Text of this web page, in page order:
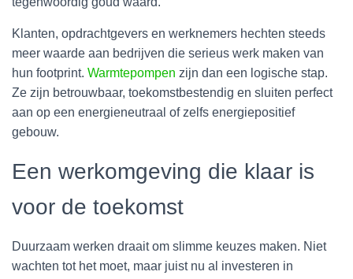
Klanten, opdrachtgevers en werknemers hechten steeds
meer waarde aan bedrijven die serieus werk maken van
hun footprint. Warmtepompen zijn dan een logische stap.
Ze zijn betrouwbaar, toekomstbestendig en sluiten perfect
aan op een energieneutraal of zelfs energiepositief
gebouw.
Een werkomgeving die klaar is
voor de toekomst
Duurzaam werken draait om slimme keuzes maken. Niet
wachten tot het moet, maar juist nu al investeren in